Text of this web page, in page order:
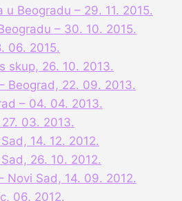
u Beogradu – 29. 11. 2015.
– 30. 10. 2015.
06. 2015.
skup, 26. 10. 2013.
Beograd, 22. 09. 2013.
– 04. 04. 2013.
03. 2013.
14. 12. 2012.
26. 10. 2012.
Novi Sad, 14. 09. 2012.
06. 2012.